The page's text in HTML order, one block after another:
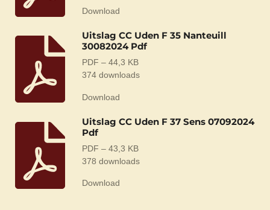
Download
Uitslag CC Uden F 35 Nanteuill
30082024 Pdf
PDF – 44,3 KB
374 downloads
Download
Uitslag CC Uden F 37 Sens 07092024
Pdf
PDF – 43,3 KB
378 downloads
Download